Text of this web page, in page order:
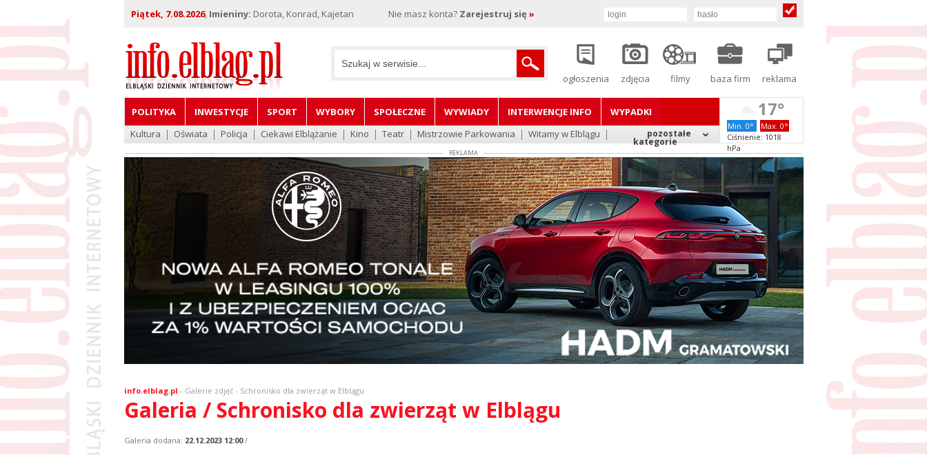
Piątek, 7.08.2026, Imieniny: Dorota, Konrad, Kajetan Nie masz konta? Zarejestruj się »
ogłoszenia zdjęcia filmy baza firm reklama
POLITYKA INWESTYCJE SPORT WYBORY SPOŁECZNE WYWIADY INTERWENCJE INFO
WYPADKI
Kultura
Oświata Policja Ciekawi Elblążanie Kino Teatr Mistrzowie Parkowania Witamy w Elblągu pozostałe
kategorie
17°
Min. 0°
Max. 0°
Ciśnienie: 1018
hPa
REKLAMA
info.elblag.pl - Galerie zdjęć- Schronisko dla zwierząt w Elblągu
Galeria / Schronisko dla zwierząt w Elblągu
Galeria dodana: 22.12.2023 12:00/